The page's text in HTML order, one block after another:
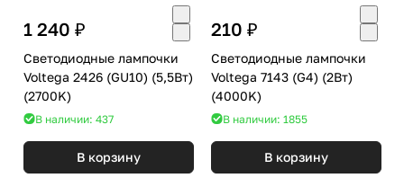
1 240 ₽
Светодиодные лампочки
Voltega 2426 (GU10) (5,5Вт)
(2700K)
В наличии: 437
В корзину
210 ₽
Светодиодные лампочки
Voltega 7143 (G4) (2Вт)
(4000K)
В наличии: 1855
В корзину